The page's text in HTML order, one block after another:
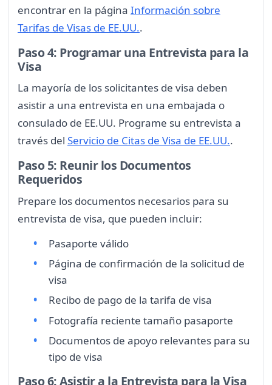
encontrar en la página Información sobre
Tarifas de Visas de EE.UU..
Paso 4: Programar una Entrevista para la
Visa
La mayoría de los solicitantes de visa deben
asistir a una entrevista en una embajada o
consulado de EE.UU. Programe su entrevista a
través del Servicio de Citas de Visa de EE.UU..
Paso 5: Reunir los Documentos
Requeridos
Prepare los documentos necesarios para su
entrevista de visa, que pueden incluir:
Pasaporte válido
Página de confirmación de la solicitud de
visa
Recibo de pago de la tarifa de visa
Fotografía reciente tamaño pasaporte
Documentos de apoyo relevantes para su
tipo de visa
Paso 6: Asistir a la Entrevista para la Visa